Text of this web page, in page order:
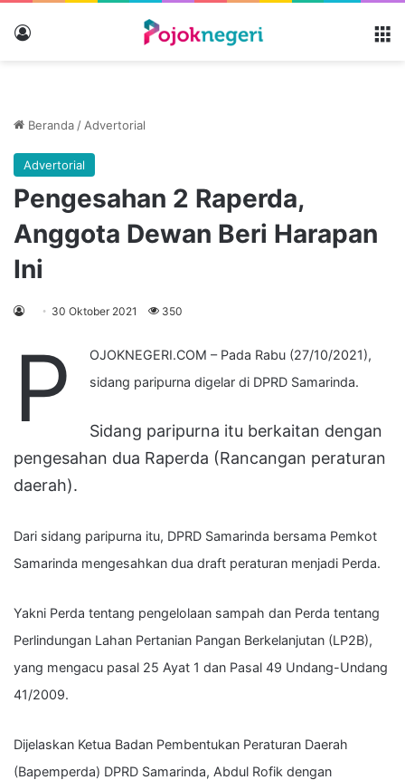
Beranda / Advertorial
Advertorial
Pengesahan 2 Raperda,
Anggota Dewan Beri Harapan
Ini
30 Oktober 2021 350
P
OJOKNEGERI.COM – Pada Rabu (27/10/2021),
sidang paripurna digelar di DPRD Samarinda.
Sidang paripurna itu berkaitan dengan
pengesahan dua Raperda (Rancangan peraturan
daerah).
Dari sidang paripurna itu, DPRD Samarinda bersama Pemkot
Samarinda mengesahkan dua draft peraturan menjadi Perda.
Yakni Perda tentang pengelolaan sampah dan Perda tentang
Perlindungan Lahan Pertanian Pangan Berkelanjutan (LP2B),
yang mengacu pasal 25 Ayat 1 dan Pasal 49 Undang-Undang
41/2009.
Dijelaskan Ketua Badan Pembentukan Peraturan Daerah
(Bapemperda) DPRD Samarinda, Abdul Rofik dengan